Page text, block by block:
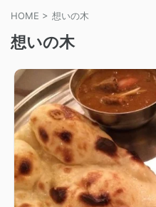
HOME > 想いの木
想いの木